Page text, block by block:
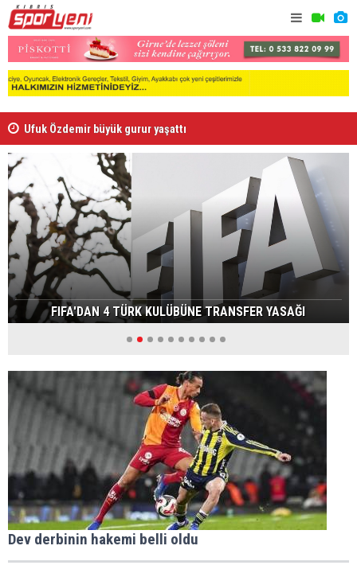
Ufuk Özdemir büyük gurur yaşattı
FIFA'DAN 4 TÜRK KULÜBÜNE TRANSFER YASAĞI
Dev derbinin hakemi belli oldu